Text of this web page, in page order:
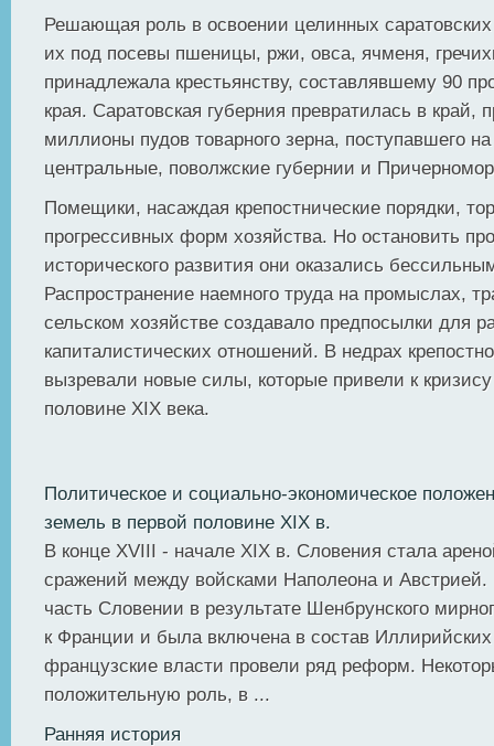
Решающая роль в освоении целинных
их под посевы пшеницы, ржи, овса, ячменя,
принадлежала крестьянству, составлявшему 90
края. Саратовская губерния превратилась в край,
миллионы пудов товарного зерна, поступавшего
центральные, поволжские губернии и
Помещики, насаждая крепостнические порядки,
прогрессивных форм хозяйства. Но остановить
исторического развития они оказались
Распространение наемного труда на промыслах,
сельском хозяйстве создавало предпосылки для
капиталистических отношений. В недрах
вызревали новые силы, которые привели к
половине XIX века.
Политическое и cоциaльнo-экoнoмичecкoe
земель в первой половине ХIХ в.
В конце ХVIII - начале XIX в. Словения стала
сражений между войсками Наполеона и Австрией.
часть Словении в результате Шенбрунского
к Франции и была включена в состав
французские власти провели ряд реформ.
положительную роль, в ...
Ранняя история